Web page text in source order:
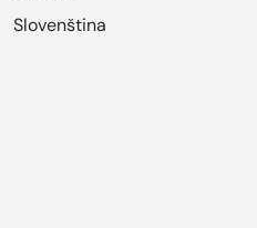
Slovenština